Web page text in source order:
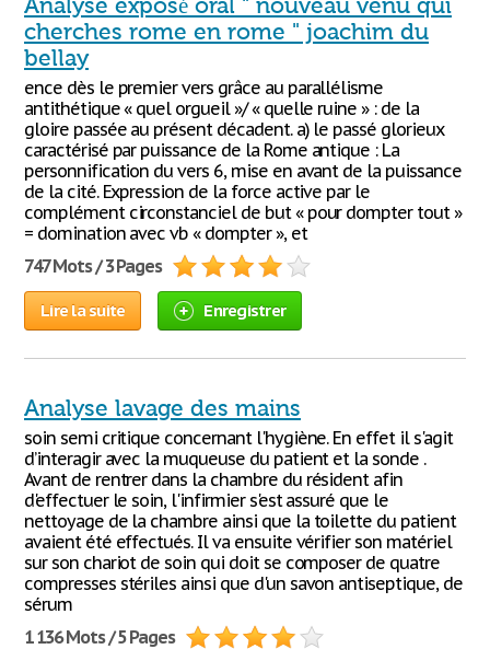
Analyse exposé oral " nouveau venu qui
cherches rome en rome " joachim du
bellay
ence dès le premier vers grâce au parallélisme
antithétique « quel orgueil »/ « quelle ruine » : de la
gloire passée au présent décadent. a) le passé glorieux
caractérisé par puissance de la Rome antique : La
personnification du vers 6, mise en avant de la puissance
de la cité. Expression de la force active par le
complément circonstanciel de but « pour dompter tout »
= domination avec vb « dompter », et
747 Mots / 3 Pages
Lire la suite Enregistrer
Analyse lavage des mains
soin semi critique concernant l'hygiène. En effet il s'agit
d’interagir avec la muqueuse du patient et la sonde .
Avant de rentrer dans la chambre du résident afin
d'effectuer le soin, l'infirmier s'est assuré que le
nettoyage de la chambre ainsi que la toilette du patient
avaient été effectués. Il va ensuite vérifier son matériel
sur son chariot de soin qui doit se composer de quatre
compresses stériles ainsi que d'un savon antiseptique, de
sérum
1 136 Mots / 5 Pages